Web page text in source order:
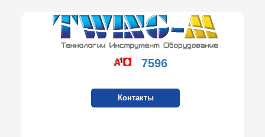
7596
Контакты